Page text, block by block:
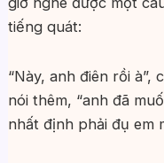
tiếng quát:
“Này, anh điên rồi
nói thêm, “anh đã
nhất định phải đụ em